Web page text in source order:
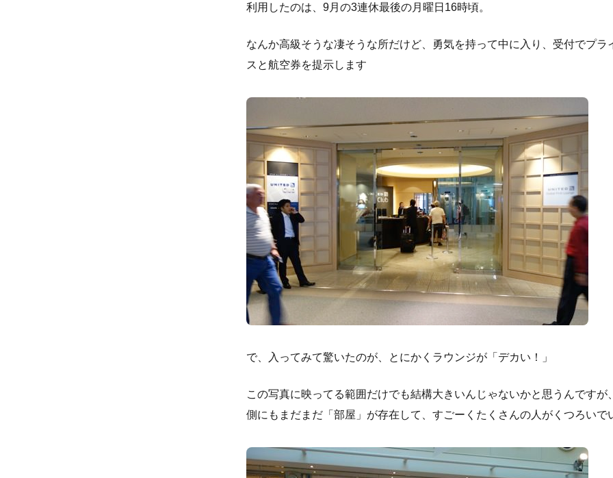
利用したのは、9月の3連休最後の月曜日16時頃。
なんか高級そうな凄そうな所だけど、勇気を持って中に入り、受付でプラ
スと航空券を提示します
で、入ってみて驚いたのが、とにかくラウンジが「デカい！」
この写真に映ってる範囲だけでも結構大きいんじゃないかと思うんですが
側にもまだまだ「部屋」が存在して、すごーくたくさんの人がくつろいで